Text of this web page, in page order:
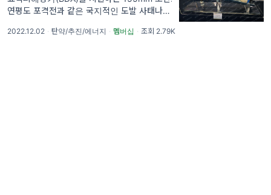
#요격 (42)
#AESA (38)
#국방과학연구소 (37)
#터보팬 (36)
연평도 포격전과 같은 국지적인 도발 사태나 후
이 어렵고, 표적피해평가(Battle Damage
2022.12.02 · 탄약/추진/에너지 · 멤버십 · 조회 2.79K